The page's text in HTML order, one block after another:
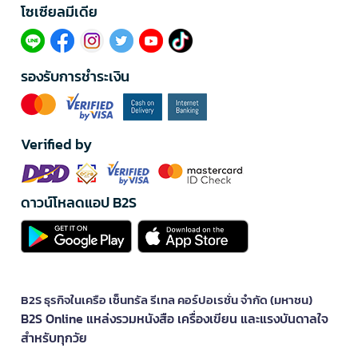
โซเซียลมีเดีย​
รองรับการชำระเงิน
Verified by
ดาวน์โหลดแอป B2S
B2S ธุรกิจในเครือ เซ็นทรัล รีเทล คอร์ปอเรชั่น จำกัด (มหาชน)
B2S Online แหล่งรวมหนังสือ เครื่องเขียน และแรงบันดาลใจ
สำหรับทุกวัย